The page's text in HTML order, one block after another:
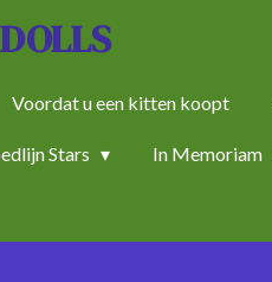
Voordat u een kitten koopt
Stars In Memoriam